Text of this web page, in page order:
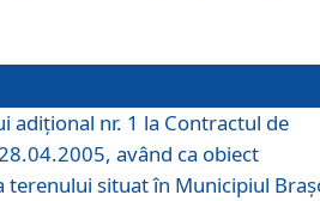
adiţional nr. 1 la Contractul de
având ca obiect
terenului situat în Municipiul